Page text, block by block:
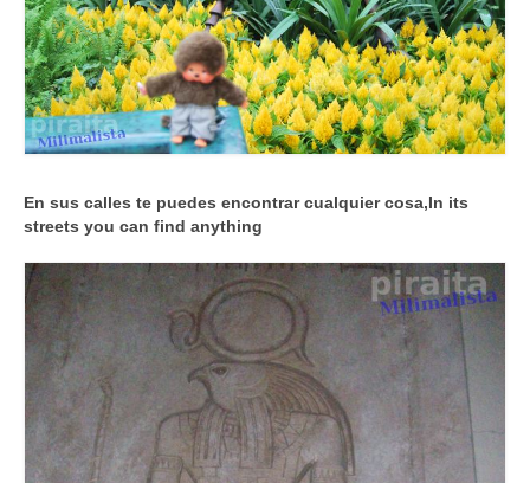
En sus calles te puedes encontrar cualquier cosa,In its
streets you can find anything